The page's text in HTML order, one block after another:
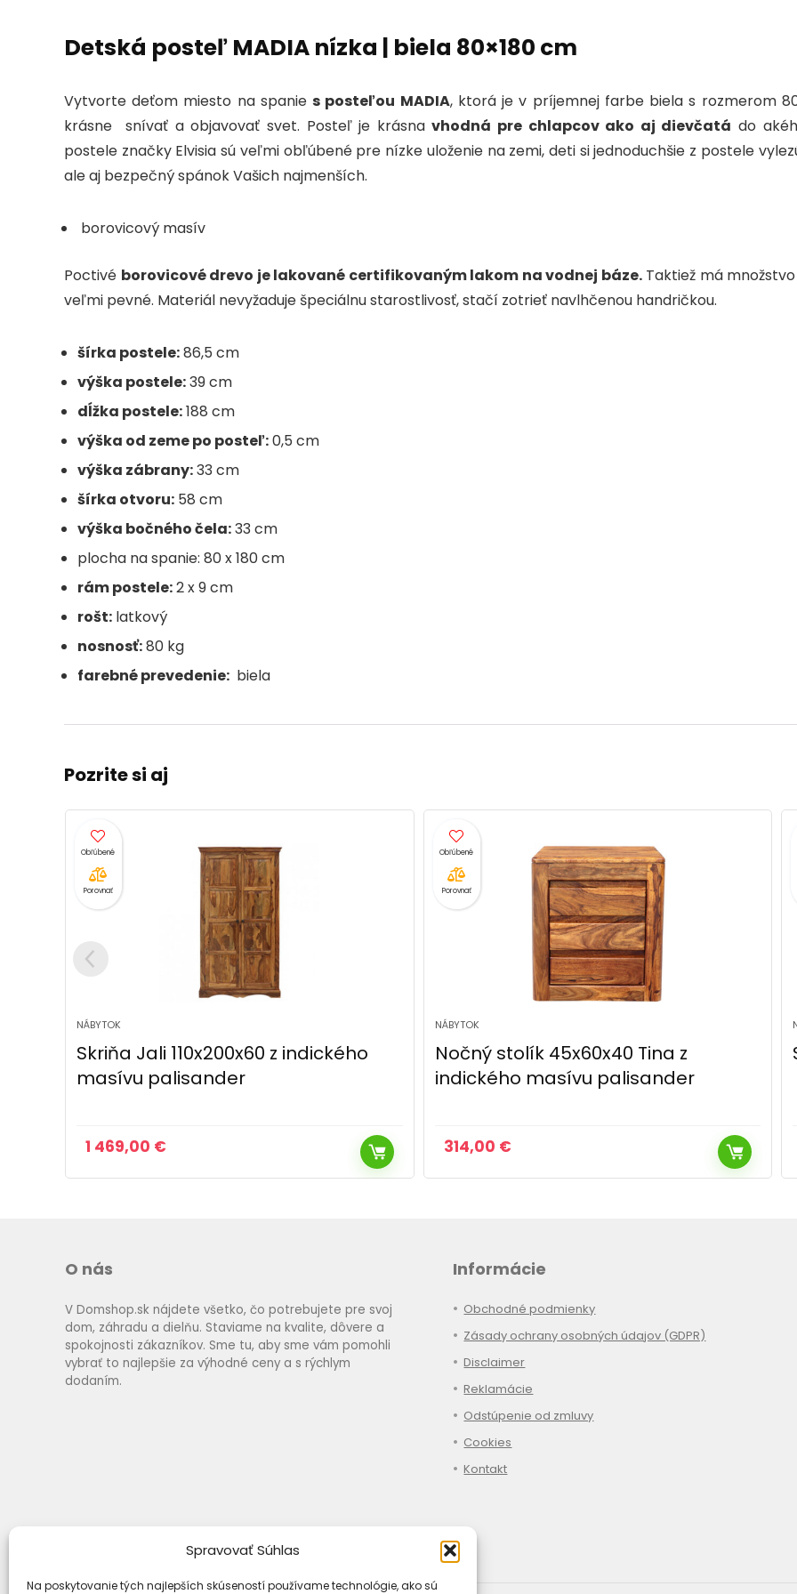
Spravovať Súhlas
Na poskytovanie tých najlepších skúseností používame technológie, ako sú
Detská posteľ MADIA nízka | biela 80×180 cm
Vytvorte deťom miesto na spanies posteľou MADIA, ktorá je v príjemnej farbe biela s rozmerom
krásne snívať a objavovať svet. Posteľ je krásnavhodná pre chlapcov ako aj dievčatá do
postele značky Elvisia sú veľmi obľúbené pre nízke uloženie na zemi, deti si jednoduchšie z postele
ale aj bezpečný spánok Vašich najmenších.
borovicový masív
Poctivé borovicové drevo je lakované certifikovaným lakom na vodnej báze. Taktiež má
veľmi pevné. Materiál nevyžaduje špeciálnu starostlivosť, stačí zotrieť navlhčenou handričkou.
šírka postele:86,5 cm
výška postele:39 cm
dĺžka postele:188 cm
výška od zeme po posteľ:0,5 cm
výška zábrany:33 cm
šírka otvoru: 58 cm
výška bočného čela:33 cm
plocha na spanie: 80 x 180 cm
rám postele:2 x 9 cm
rošt: latkový
nosnosť:80 kg
farebné prevedenie: biela
Pozrite si aj
Porovnať
NÁBYTOK
Nočný stolík 45x60x40 Tina z
indického masívu palisander
314,00€
Porovnať
NÁBYTOK
Stolička RONDO
180,00 €
O nás
V Domshop.sk nájdete všetko, čo potrebujete pre svoj
dom, záhradu a dielňu. Staviame na kvalite, dôvere a
spokojnosti zákazníkov. Sme tu, aby sme vám pomohli
vybrať to najlepšie za výhodné ceny a s rýchlym
dodaním.
Informácie
Obchodné podmienky
Zásady ochrany osobných údajov (GDPR)
Disclaimer
Reklamácie
Odstúpenie od zmluvy
Cookies
Kontakt